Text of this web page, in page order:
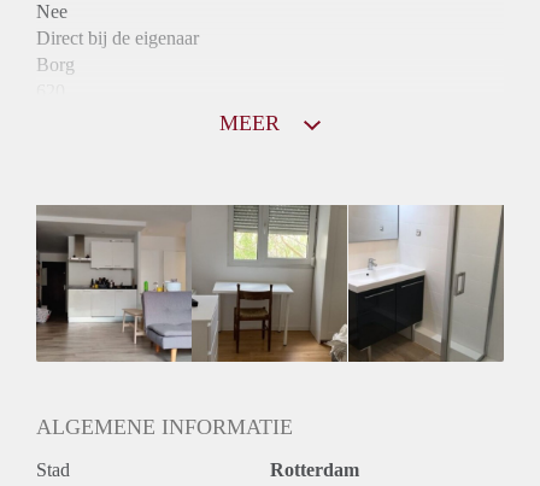
Nee
Direct bij de eigenaar
Borg
Inkomen eis
N.V.T.
Huurtermijn
Onbepaalde termijn
Oplevering
Kaal
MEER
ALGEMENE INFORMATIE
Stad Rotterdam